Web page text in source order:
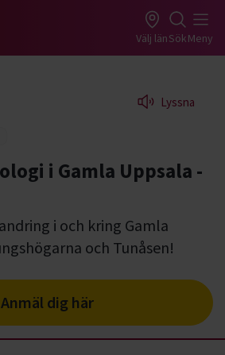
startsida Välj länSökMeny
Lyssna
i Gamla Uppsala -
i och kring Gamla
och Tunåsen!
Anmäl dig här